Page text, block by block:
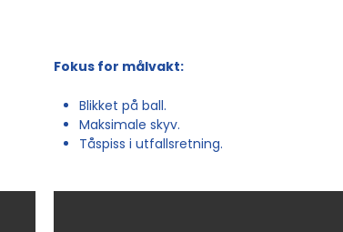
Fokus for målvakt:
Blikket på ball.
Maksimale skyv.
Tåspiss i utfallsretning.